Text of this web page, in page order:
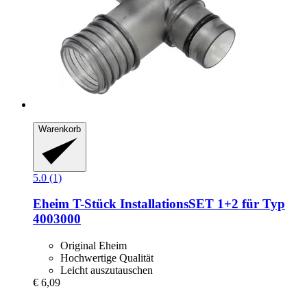
Warenkorb
5.0 (1)
Eheim T-​Stück InstallationsSET 1+2 für Typ
4003000
Original Eheim
Hochwertige Qualität
Leicht auszutauschen
€ 6,09